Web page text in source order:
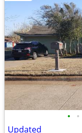
• •
Updated